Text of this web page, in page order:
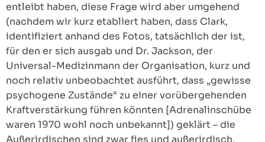
entleibt haben, diese Frage wird aber umgehend
(nachdem wir kurz etabliert haben, dass Clark,
identifiziert anhand des Fotos, tatsächlich der ist,
für den er sich ausgab und Dr. Jackson, der
Universal-Medizinmann der Organisation, kurz und
noch relativ unbeobachtet ausführt, dass „gewisse
psychogene Zustände“ zu einer vorübergehenden
Kraftverstärkung führen könnten [Adrenalinschübe
waren 1970 wohl noch unbekannt]) geklärt – die
Außerirdischen sind zwar fies und außerirdisch,